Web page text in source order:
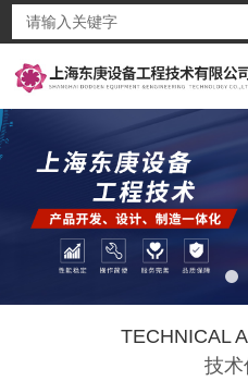
TECHNICAL
技术